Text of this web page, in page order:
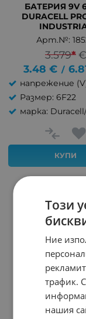
БАТЕРИЯ 9V
DURACELL
Арт.№:
3.579* €
3.48 € /
напрежение
Размер: 6F22
марка:
КУПИ
БАТЕРИЯ
Този
Ние
трафик.
нашия